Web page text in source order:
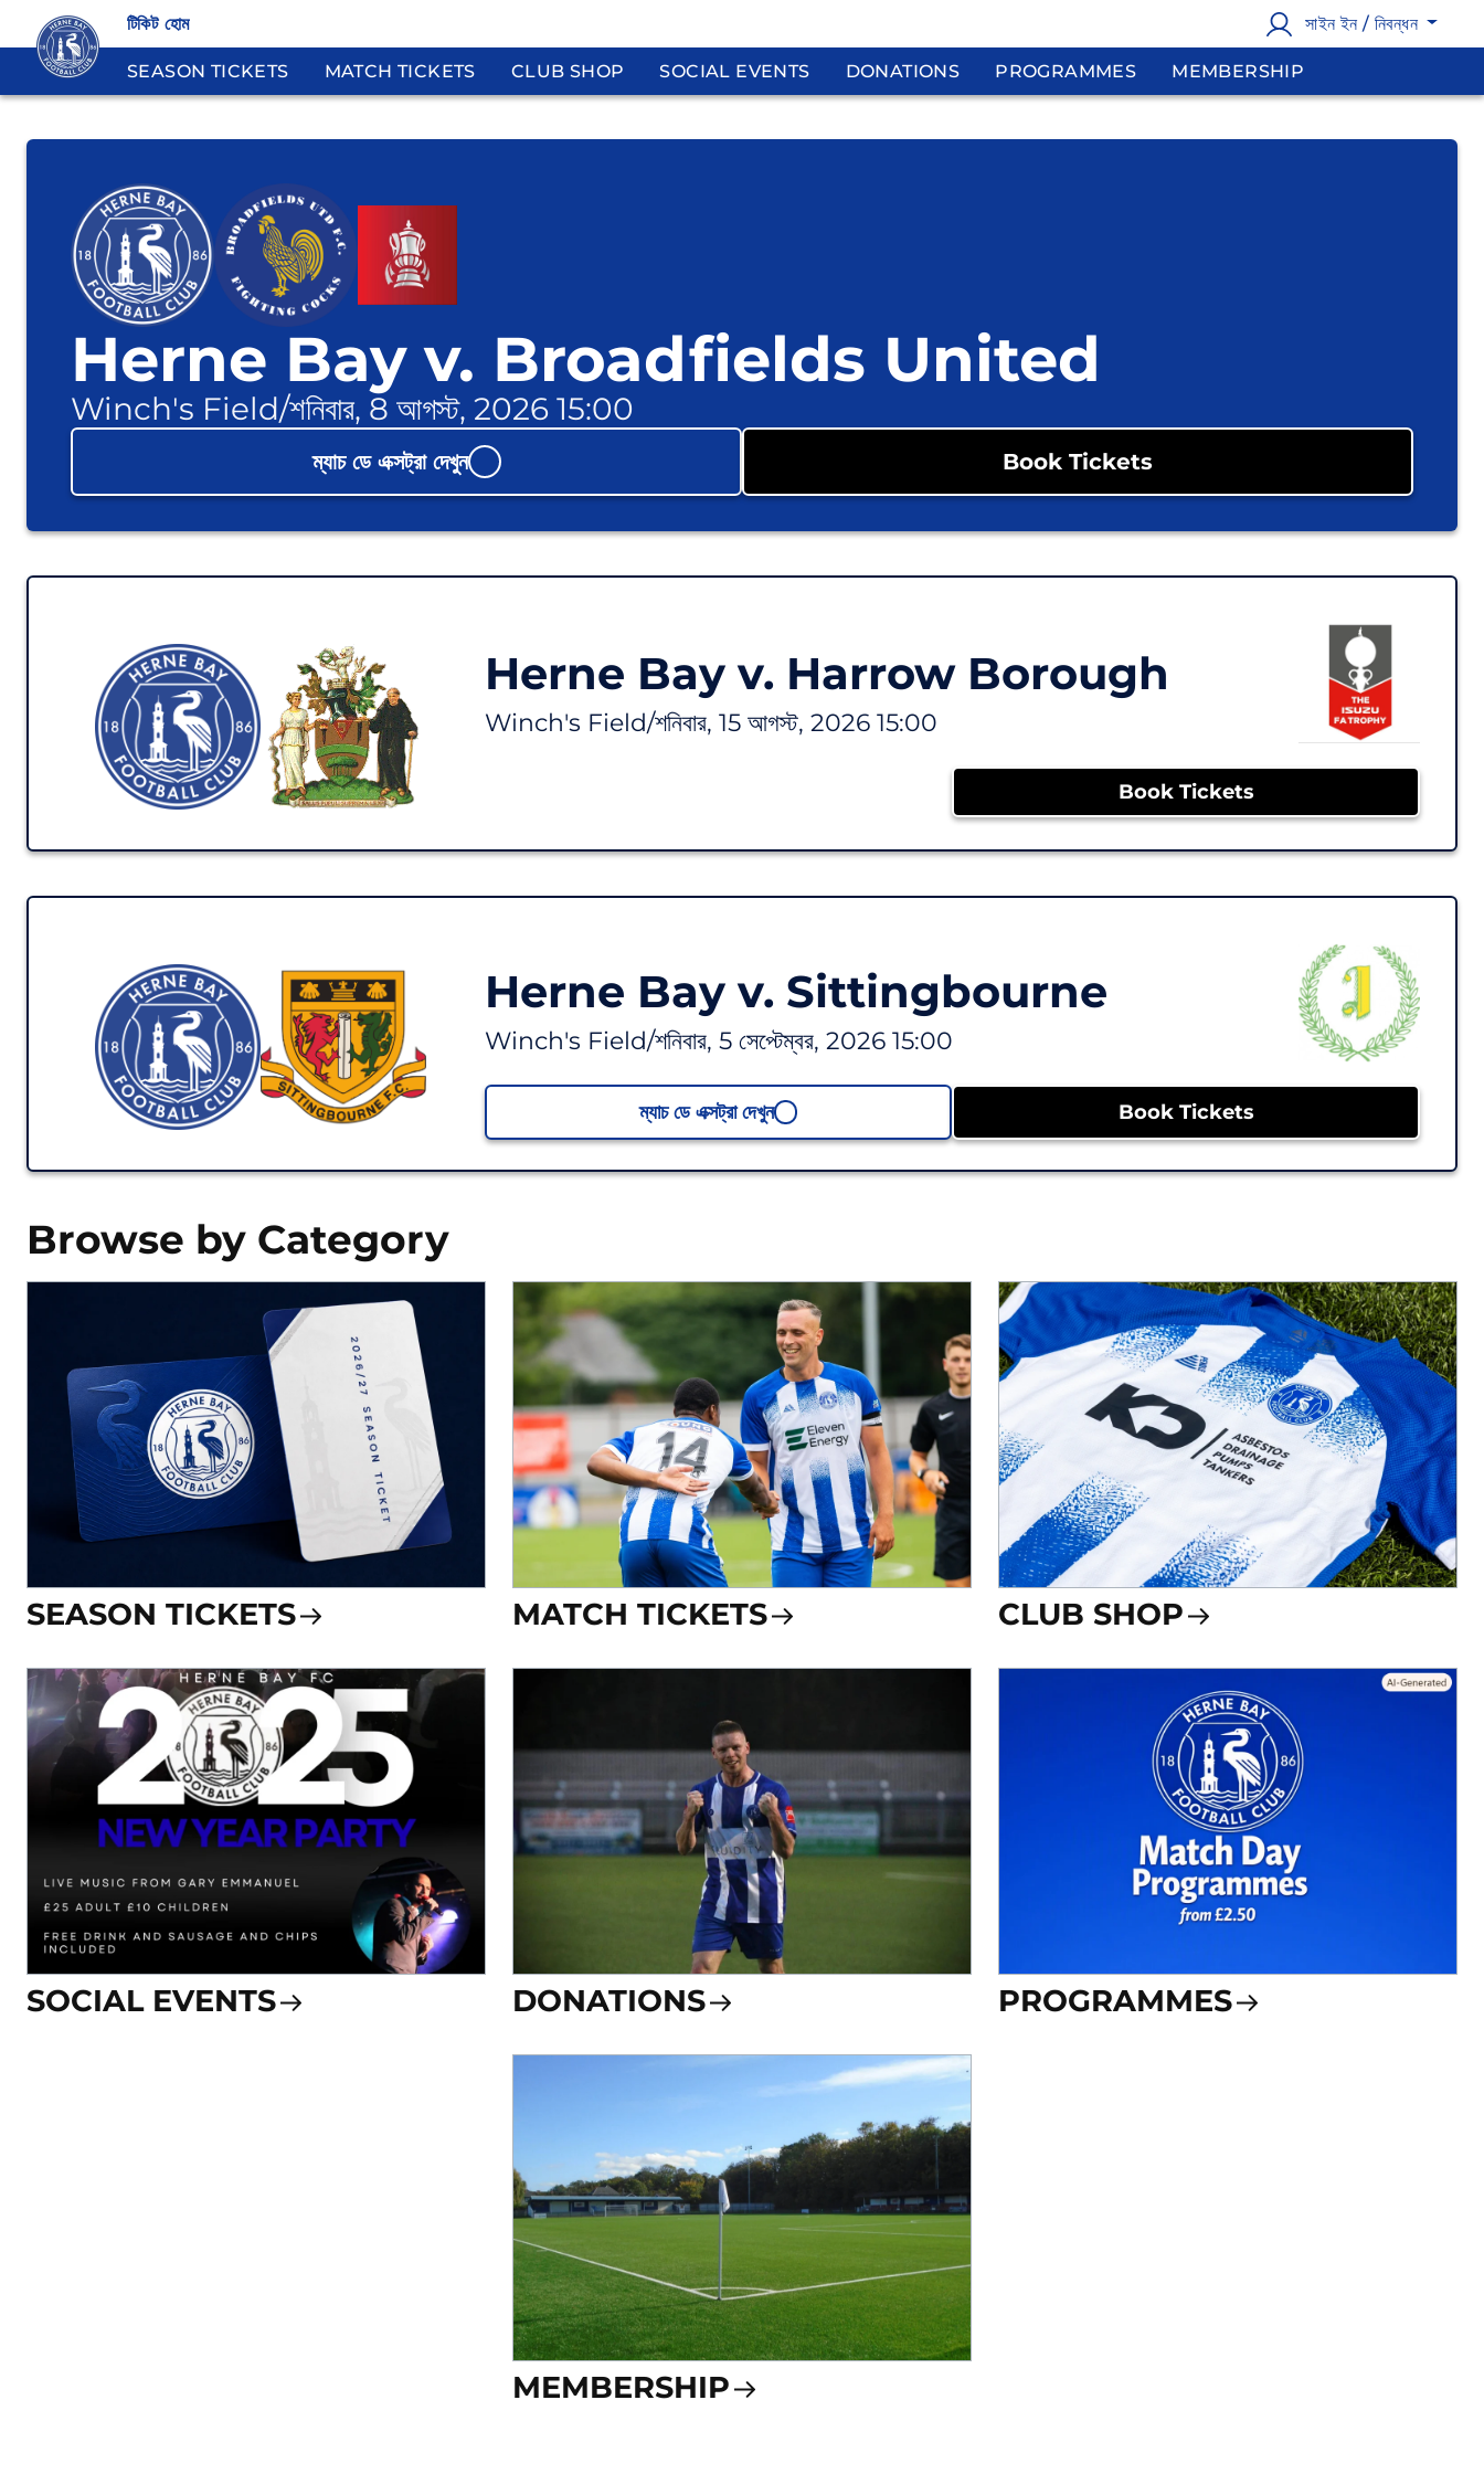
টিকিট হোম সাইন ইন / নিবন্ধন
SEASON TICKETS MATCH TICKETS CLUB SHOP SOCIAL EVENTS DONATIONS PROGRAMMES MEMBERSHIP
Herne Bay v. Broadfields United
Winch's Field/শনিবার, 8 আগস্ট, 2026 15:00
ম্যাচ ডে এক্সট্রা দেখুন Book Tickets
Herne Bay v. Harrow Borough
Winch's Field/শনিবার, 15 আগস্ট, 2026 15:00
Book Tickets
Herne Bay v. Sittingbourne
Winch's Field/শনিবার, 5 সেপ্টেম্বর, 2026 15:00
ম্যাচ ডে এক্সট্রা দেখুন Book Tickets
Browse by Category
SEASON TICKETS MATCH TICKETS CLUB SHOP
SOCIAL EVENTS DONATIONS PROGRAMMES
MEMBERSHIP